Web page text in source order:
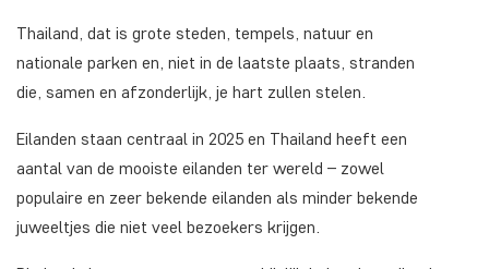
Thailand, dat is grote steden, tempels, natuur en
nationale parken en, niet in de laatste plaats, stranden
die, samen en afzonderlijk, je hart zullen stelen.
Eilanden staan centraal in 2025 en Thailand heeft een
aantal van de mooiste eilanden ter wereld – zowel
populaire en zeer bekende eilanden als minder bekende
juweeltjes die niet veel bezoekers krijgen.